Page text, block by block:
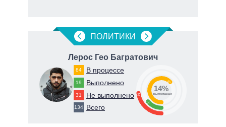
ПОЛИТИКИ
Лерос Гео Багратович
84 В процессе
19 Выполнено
31 Не выполнено
134 Всего
23
14
63
14%
выполнено